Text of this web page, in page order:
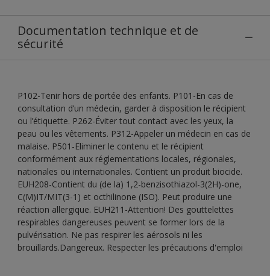
Documentation technique et de
sécurité
P102-Tenir hors de portée des enfants. P101-En cas de
consultation d’un médecin, garder à disposition le récipient
ou l’étiquette. P262-Éviter tout contact avec les yeux, la
peau ou les vêtements. P312-Appeler un médecin en cas de
malaise. P501-Eliminer le contenu et le récipient
conformément aux réglementations locales, régionales,
nationales ou internationales. Contient un produit biocide.
EUH208-Contient du (de la) 1,2-benzisothiazol-3(2H)-one,
C(M)IT/MIT(3-1) et octhilinone (ISO). Peut produire une
réaction allergique. EUH211-Attention! Des gouttelettes
respirables dangereuses peuvent se former lors de la
pulvérisation. Ne pas respirer les aérosols ni les
brouillards.Dangereux. Respecter les précautions d'emploi